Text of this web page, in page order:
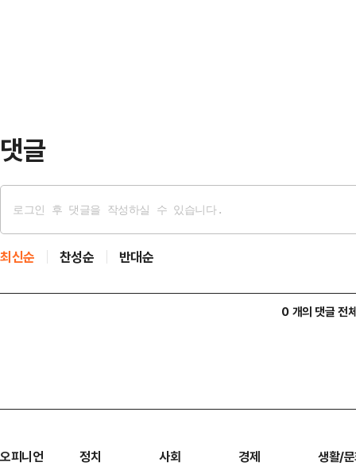
댓글
최신순 찬성순 반대순
0 개의 댓글 전
오피니언 정치 사회 경제 생활/